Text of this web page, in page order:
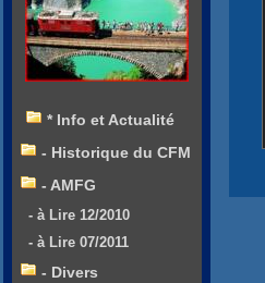
* Info et Actualité
- Historique du CFM
- AMFG
- à Lire 12/2010
- à Lire 07/2011
- Divers